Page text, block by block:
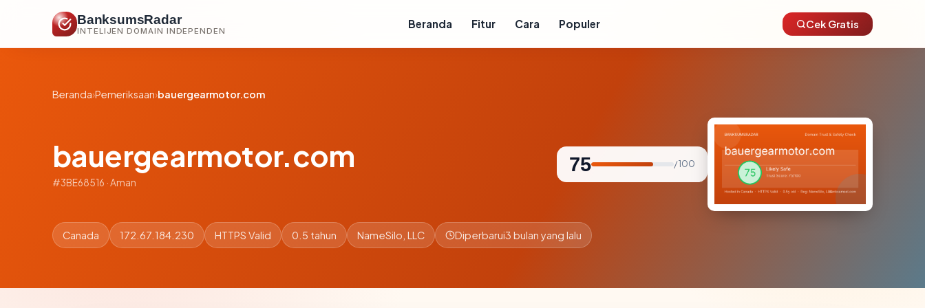
BanksumsRadar
INTELIJEN DOMAIN INDEPENDEN
Beranda Fitur Cara Populer Cek Gratis
Beranda›Pemeriksaan›bauergearmotor.com
bauergearmotor.com
#3BE68516 · Aman
75 / 100
Canada 172.67.184.230 HTTPS Valid 0.5 tahun NameSilo, LLC Diperbarui3 bulan yang lalu